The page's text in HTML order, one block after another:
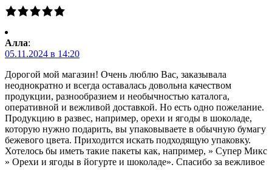
Алла:
05.11.2024 в 14:20
Дорогой мой магазин! Очень люблю Вас, заказывала
неоднократно и всегда оставалась довольна качеством
продукции, разнообразием и необычностью каталога,
оперативной и вежливой доставкой. Но есть одно пожелание.
Продукцию в развес, например, орехи и ягоды в шоколаде,
которую нужно подарить, вы упаковываете в обычную бумагу
бежевого цвета. Приходится искать подходящую упаковку.
Хотелось бы иметь такие пакеты как, например, » Супер Микс
» Орехи и ягоды в йогурте и шоколаде». Спасибо за вежливое